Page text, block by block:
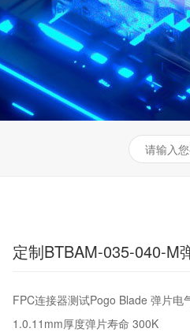
定制BTBAM-035-040-M
FPC连接器测试Pogo Blade 弹片电
1.0.11mm厚度弹片寿命 300K